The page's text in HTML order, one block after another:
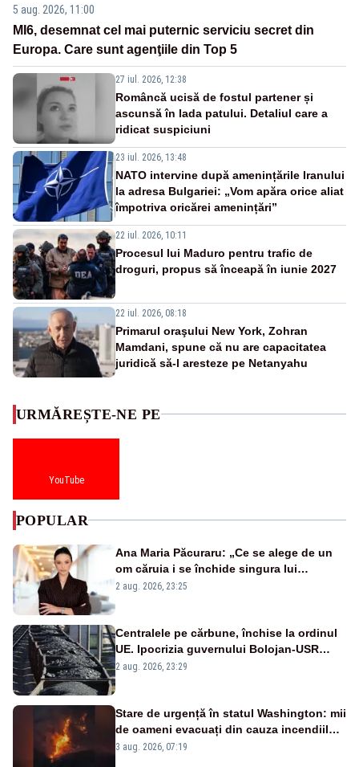
5 aug. 2026, 11:00
MI6, desemnat cel mai puternic serviciu secret din
Europa. Care sunt agenţiile din Top 5
27 iul. 2026, 12:38
Româncă ucisă de fostul partener și
ascunsă în lada patului. Detaliul care a
ridicat suspiciuni
23 iul. 2026, 13:48
NATO intervine după amenințările Iranului
la adresa Bulgariei: „Vom apăra orice aliat
împotriva oricărei amenințări”
22 iul. 2026, 10:11
Procesul lui Maduro pentru trafic de
droguri, propus să înceapă în iunie 2027
22 iul. 2026, 08:18
Primarul oraşului New York, Zohran
Mamdani, spune că nu are capacitatea
juridică să-l aresteze pe Netanyahu
URMĂREȘTE-NE PE
YouTube
POPULAR
Ana Maria Păcuraru: „Ce se alege de un
om căruia i se închide singura lui
portiță?”
2 aug. 2026, 23:25
Centralele pe cărbune, închise la ordinul
UE. Ipocrizia guvernului Bolojan-USR
după starea de alertă
2 aug. 2026, 23:29
Stare de urgență în statul Washington: mii
de oameni evacuați din cauza incendiilor
puternice de vegetație
3 aug. 2026, 07:19